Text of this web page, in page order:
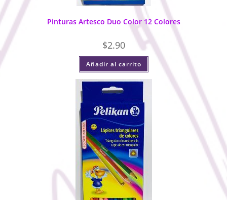
Pinturas Artesco Duo Color 12 Colores
$2.90
Añadir al carrito